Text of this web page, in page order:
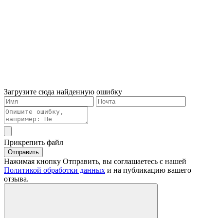
Загрузите сюда найденную ошибку
Прикрепить файл
Отправить
Нажимая кнопку Отправить, вы соглашаетесь с нашей
Политикой обработки данных и на публикацию вашего
отзыва.